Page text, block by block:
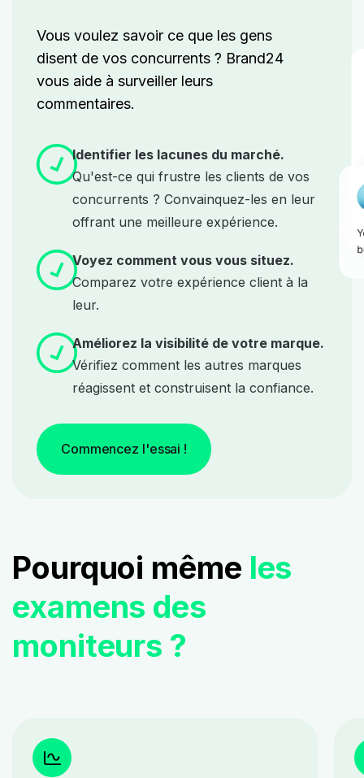
Vous voulez savoir ce que les gens
disent de vos concurrents ? Brand24
vous aide à surveiller leurs
commentaires.
Identifier les lacunes du marché.
Qu'est-ce qui frustre les clients de vos
concurrents ? Convainquez-les en leur
offrant une meilleure expérience.
Voyez comment vous vous situez.
Comparez votre expérience client à la
leur.
Améliorez la visibilité de votre marque.
Vérifiez comment les autres marques
réagissent et construisent la confiance.
Commencez l'essai !
Pourquoi même les
examens des
moniteurs ?